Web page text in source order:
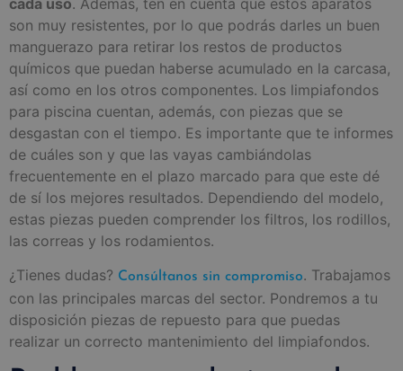
son muy resistentes, por lo que podrás darles un buen
manguerazo para retirar los restos de productos
químicos que puedan haberse acumulado en la carcasa,
así como en los otros componentes. Los limpiafondos
para piscina cuentan, además, con piezas que se
desgastan con el tiempo. Es importante que te informes
de cuáles son y que las vayas cambiándolas
frecuentemente en el plazo marcado para que este dé
de sí los mejores resultados. Dependiendo del modelo,
estas piezas pueden comprender los filtros, los rodillos,
las correas y los rodamientos.
¿Tienes dudas? Consúltanos sin compromiso. Trabajamos
con las principales marcas del sector. Pondremos a tu
disposición piezas de repuesto para que puedas
realizar un correcto mantenimiento del limpiafondos.